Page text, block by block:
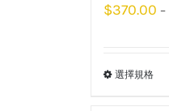
$370.00 –
選擇規格